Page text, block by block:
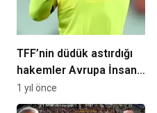
TFF’nin düdük astırdığı
hakemler Avrupa İnsan
Hakları Mahkemesi’nde!
1 yıl önce